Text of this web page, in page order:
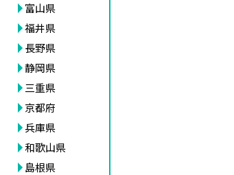
富山県
福井県
長野県
静岡県
三重県
京都府
兵庫県
和歌山県
島根県